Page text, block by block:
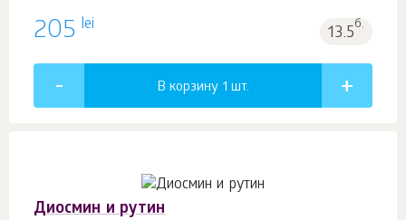
205 lei 13.5б.
В корзину 1 шт.
Диосмин и рутин